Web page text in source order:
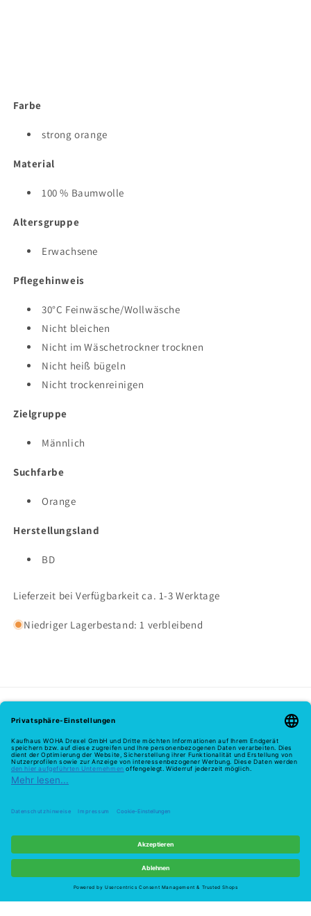
Farbe
strong orange
Material
100 % Baumwolle
Altersgruppe
Erwachsene
Pflegehinweis
30°C Feinwäsche/Wollwäsche
Nicht bleichen
Nicht im Wäschetrockner trocknen
Nicht heiß bügeln
Nicht trockenreinigen
Zielgruppe
Männlich
Suchfarbe
Orange
Herstellungsland
BD
Lieferzeit bei Verfügbarkeit ca. 1-3 Werktage
Niedriger Lagerbestand: 1 verbleibend
E-Mail
Zahlungsmethoden
Widerrufsrecht
AGB Versand Kontaktinformationen Impressum